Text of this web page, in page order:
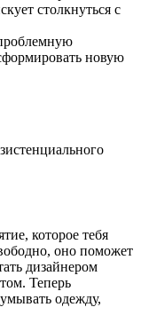
столкнуться с
новую
которое тебя
оно поможет
дизайнером
Теперь
одежду,